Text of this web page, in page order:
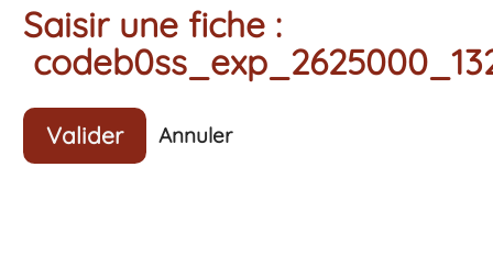
Saisir une fiche :
Valider Annuler